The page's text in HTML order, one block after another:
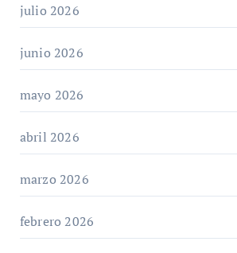
julio 2026
junio 2026
mayo 2026
abril 2026
marzo 2026
febrero 2026